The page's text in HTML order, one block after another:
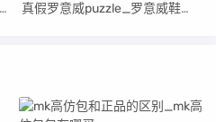
真假罗意威puzzle_罗意威鞋子高仿